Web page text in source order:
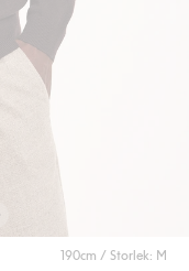
190cm / Storlek: M